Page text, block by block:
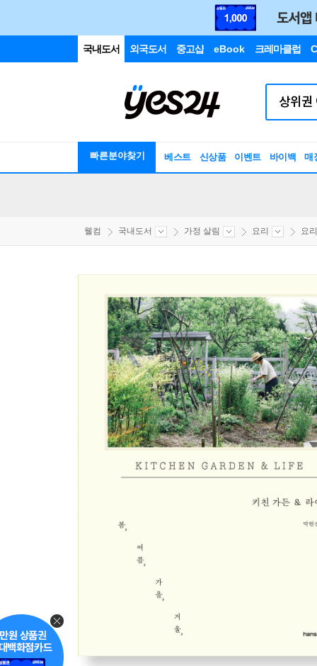
국내도서 외국도서 중고샵 eBook 크레마클럽
빠른분야찾기 베스트 신상품 이벤트 바이백 매
웰컴 국내도서 가정 살림 요리 요